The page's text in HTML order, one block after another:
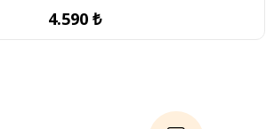
4.590 ₺